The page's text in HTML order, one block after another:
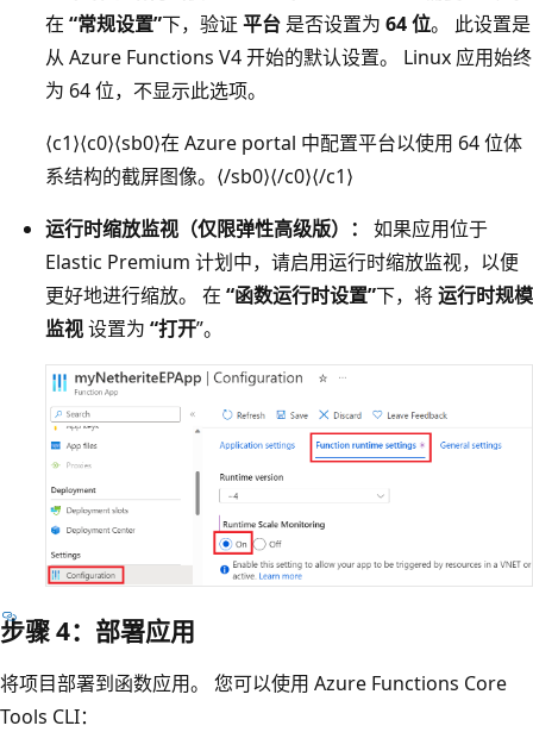
在 “常规设置”下，验证 平台 是否设置为 64 位。 此设置是
从 Azure Functions V4 开始的默认设置。 Linux 应用始终
为 64 位，不显示此选项。
⟨c1⟩⟨c0⟩⟨sb0⟩在 Azure portal 中配置平台以使用 64 位体
系结构的截屏图像。⟨/sb0⟩⟨/c0⟩⟨/c1⟩
运行时缩放监视（仅限弹性高级版）：
如果应用位于
Elastic Premium 计划中，请启用运行时缩放监视，以便
更好地进行缩放。 在 “函数运行时设置”下，将运行时规模
监视设置为 “打开”。
步骤 4：部署应用
将项目部署到函数应用。 您可以使用 Azure Functions Core
Tools CLI：